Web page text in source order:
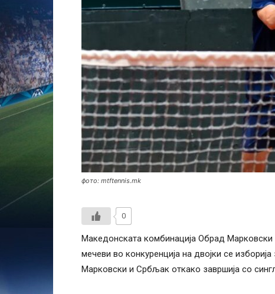
фото: mtftennis.mk
0
Македонската комбинација Обрад
мечеви во конкуренција на двојки се
Марковски и Србљак откако завршија со